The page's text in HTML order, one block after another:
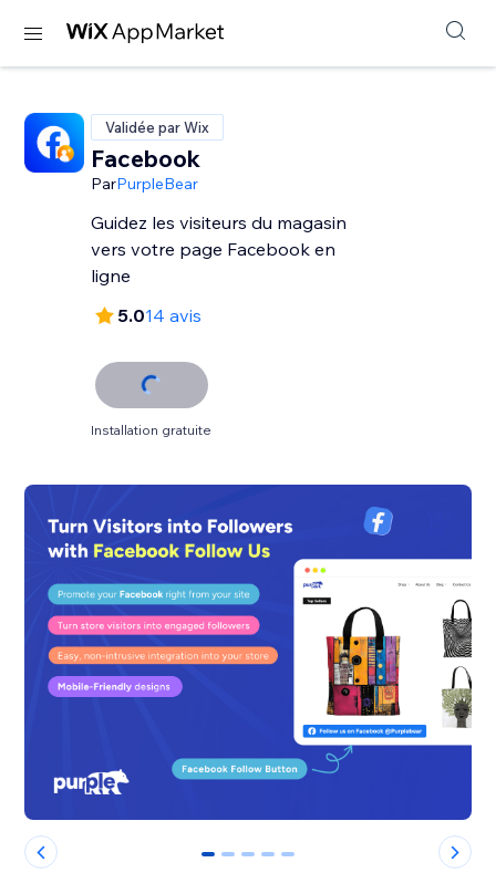
Validée par Wix
Facebook
ParPurpleBear
Guidez les visiteurs du magasin
vers votre page Facebook en
ligne
5.014 avis
Installation gratuite
0 1 2 3 4